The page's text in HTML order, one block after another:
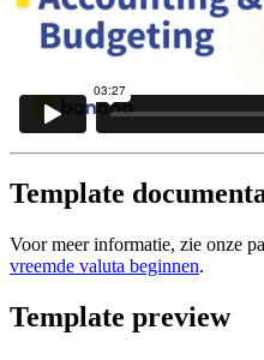
Template
Voor meer informatie, zie onze
vreemde valuta beginnen.
Template preview